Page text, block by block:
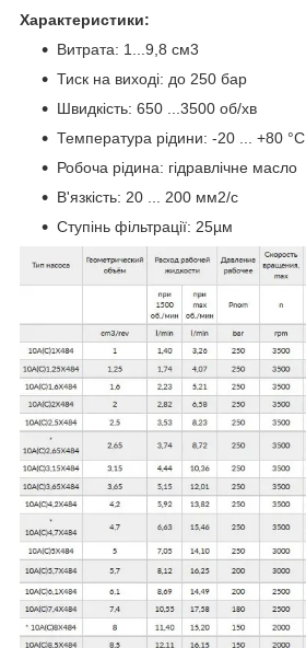
Характеристики:
Витрата: 1...9,8 см3
Тиск на виході: до 250 бар
Швидкість: 650 ...3500 об/хв
Температура рідини: -20 ... +80 °C
Робоча рідина: гідравлічне масло
В'язкість: 20 ... 200 мм2/с
Ступінь фільтрації: 25µм